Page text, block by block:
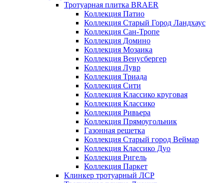
Тротуарная плитка BRAER
Коллекция Патио
Коллекция Старый Город Ландхаус
Коллекция Сан-Тропе
Коллекция Домино
Коллекция Мозаика
Коллекция Венусбергер
Коллекция Лувр
Коллекция Триада
Коллекция Сити
Коллекция Классико круговая
Коллекция Классико
Коллекция Ривьера
Коллекция Прямоугольник
Газонная решетка
Коллекция Старый город Веймар
Коллекция Классико Дуо
Коллекция Ригель
Коллекция Паркет
Клинкер тротуарный ЛСР